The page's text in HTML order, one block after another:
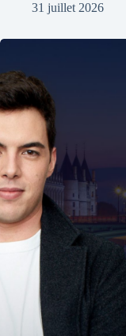
31 juillet 2026